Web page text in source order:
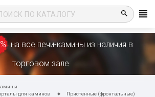
search
на все печи-камины из наличия в
торговом зале
для каминов
Пристенные (фронтальные)